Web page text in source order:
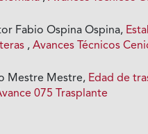
Fabio Ospina Ospina,
,Avances Técnicos
Mestre Mestre, Edad de
075 Trasplante